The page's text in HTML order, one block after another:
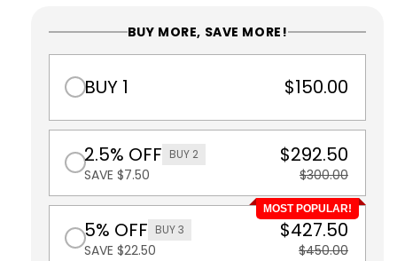
BUY MORE, SAVE MORE!
BUY 1 $150.00
2.5% OFF BUY 2
SAVE $7.50
$292.50
$300.00
MOST POPULAR!
5% OFF BUY 3
SAVE $22.50
$427.50
$450.00